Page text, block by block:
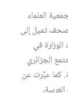
العلماء
تميل إلى
في
الجزائري
كما عبَّرت عن